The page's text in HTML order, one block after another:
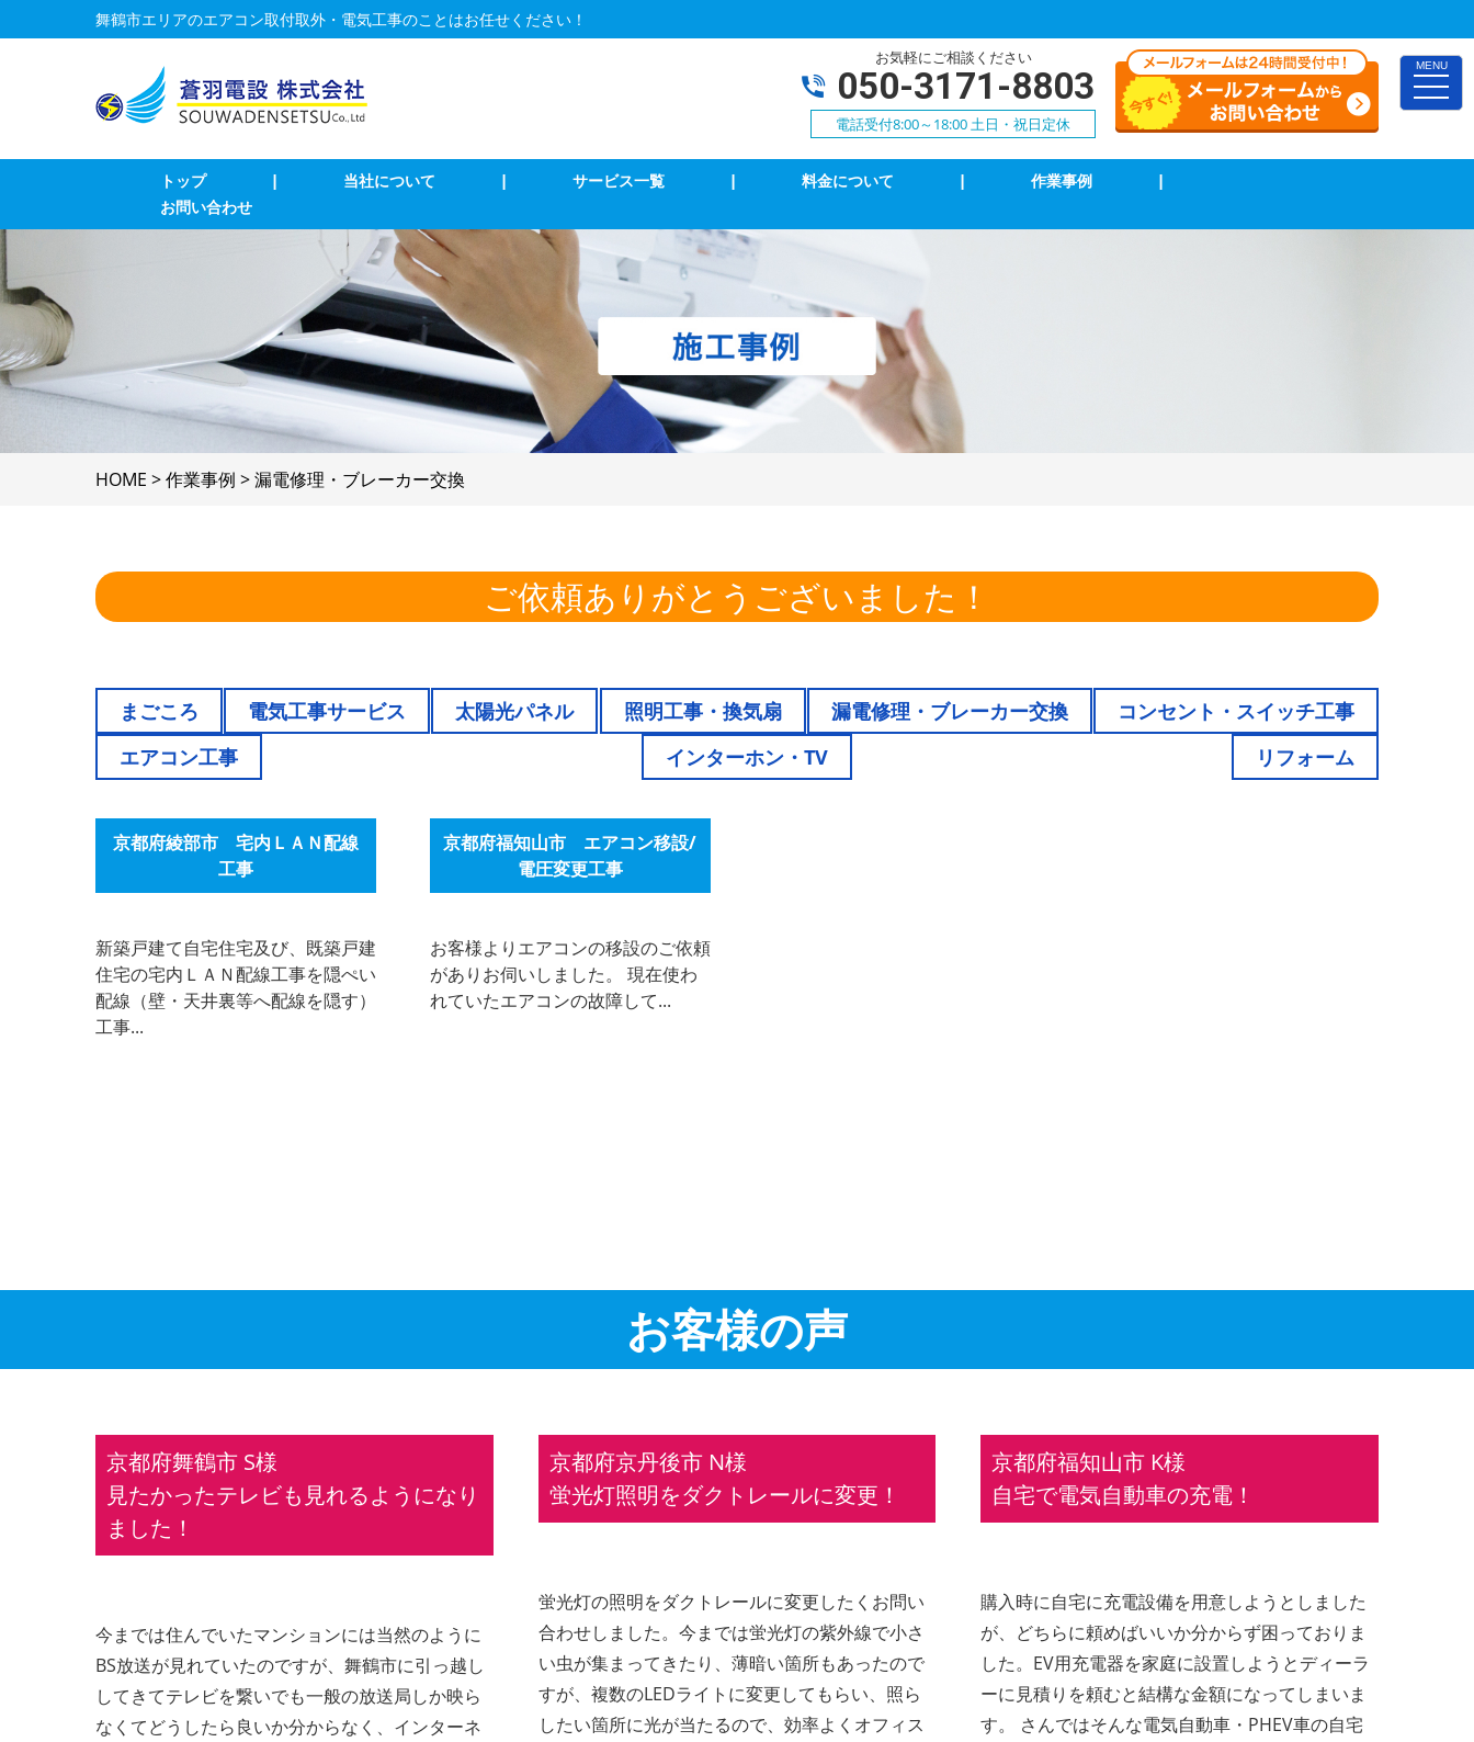
MENU
toggle
舞鶴市エリアのエアコン取付取外・電気工事のことはお任せください！
お気軽にご相談ください
050-3171-8803
電話受付8:00～18:00 土日・祝日定休
トップ | 当社について | サービス一覧
業務用エアコン交換・取付・修理 エアコンクリーニング エアコン修理・取付
TVアンテナ修理・取付
照明の修理・取付 コンセント修理・取付
ブレーカー修理・取付
単相３線式切替工事 換気扇等修理・取付
LAN、電気配線工事
家庭用EV充電工事
| 料金について | 作業事例
|
お問い合わせ
HOME >作業事例 >漏電修理・ブレーカー交換
ご依頼ありがとうございました！
まごころ 電気工事サービス 太陽光パネル 照明工事・換気扇 漏電修理・ブレーカー交換
コンセント・スイッチ工事
エアコン工事
インターホン・TV リフォーム
京都府綾部市 宅内ＬＡＮ配線
工事
新築戸建て自宅住宅及び、既築戸建
住宅の宅内ＬＡＮ配線工事を隠ぺい
配線（壁・天井裏等へ配線を隠す）
工事...
京都府福知山市 エアコン移設/
電圧変更工事
お客様よりエアコンの移設のご依頼
がありお伺いしました。 現在使わ
れていたエアコンの故障して...
お客様の声
京都府舞鶴市 S様
見たかったテレビも見れるようになり
ました！
今までは住んでいたマンションには当然のように
BS放送が見れていたのですが、舞鶴市に引っ越し
してきてテレビを繋いでも一般の放送局しか映ら
なくてどうしたら良いか分からなく、インターネ
京都府京丹後市 N様
蛍光灯照明をダクトレールに変更！
蛍光灯の照明をダクトレールに変更したくお問い
合わせしました。今までは蛍光灯の紫外線で小さ
い虫が集まってきたり、薄暗い箇所もあったので
すが、複数のLEDライトに変更してもらい、照ら
したい箇所に光が当たるので、効率よくオフィス
京都府福知山市 K様
自宅で電気自動車の充電！
購入時に自宅に充電設備を用意しようとしました
が、どちらに頼めばいいか分からず困っておりま
した。EV用充電器を家庭に設置しようとディーラ
ーに見積りを頼むと結構な金額になってしまいま
す。 さんではそんな電気自動車・PHEV車の自宅